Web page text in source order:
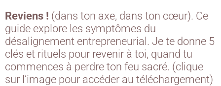
Reviens ! (dans ton axe, dans ton cœur). Ce
guide explore les symptômes du
désalignement entrepreneurial. Je te donne 5
clés et rituels pour revenir à toi, quand tu
commences à perdre ton feu sacré. (clique
sur l’image pour accéder au téléchargement)